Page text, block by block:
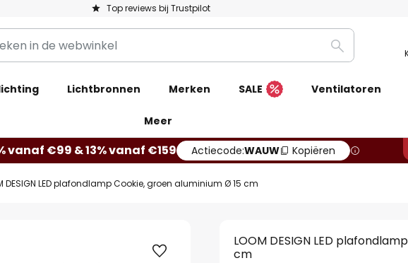
Top reviews bij Trustpilot
Zoeken
Lichtbronnen Merken SALE Ventilatoren
Meer
vanaf €99 & 13% vanaf €159 Actiecode:WAUW Kopiëren
DESIGN LED plafondlamp Cookie, groen aluminium Ø 15 cm
LOOM DESIGN LED
cm